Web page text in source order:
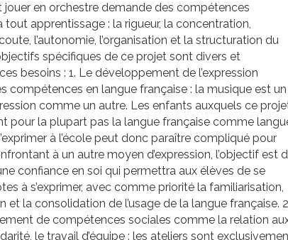
jouer en orchestre demande des compétences
tout apprentissage : la rigueur, la concentration,
l’autonomie, l’organisation et la structuration du
spécifiques de ce projet sont divers et
besoins : 1. Le développement de l’expression
compétences en langue française : la musique est un
comme un autre. Les enfants auxquels ce
pour la plupart pas la langue française comme
à l’école peut donc paraître compliqué pour
à un autre moyen d’expression, l’objectif est
confiance en soi qui permettra aux élèves de se
à s’exprimer, avec comme priorité la familiarisation,
et la consolidation de l’usage de la langue française.
de compétences sociales comme la relation
le travail d’équipe : les ateliers sont